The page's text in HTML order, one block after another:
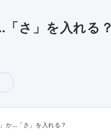
さ」を入れる？
か…「さ」を入れる？